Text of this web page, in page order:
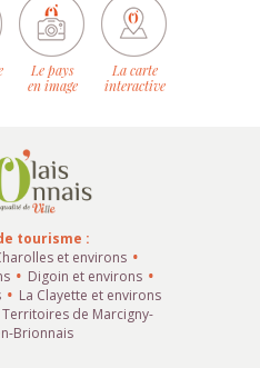
Le pays
en image
La carte
interactive
tourisme :
et environs
Digoin et environs
La Clayette et environs
Territoires de Marcigny-
Brionnais